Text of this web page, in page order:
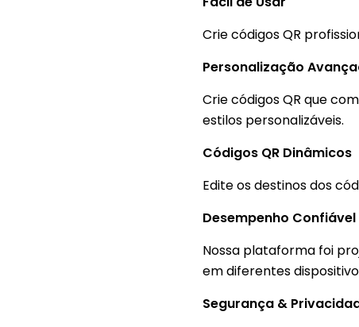
Crie códigos QR
Personalização
Crie códigos QR que
estilos personalizáveis.
Códigos QR Dinâmicos
Edite os destinos dos
Desempenho Confiável
Nossa plataforma foi
em diferentes
Segurança &